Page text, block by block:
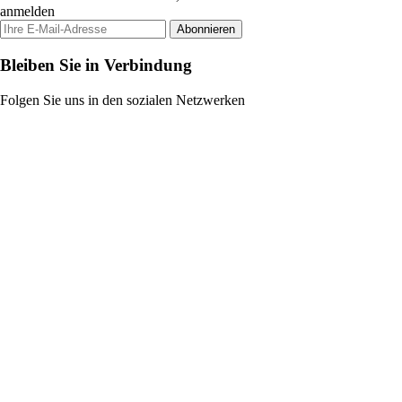
anmelden
Abonnieren
Bleiben Sie in Verbindung
Folgen Sie uns in den sozialen Netzwerken